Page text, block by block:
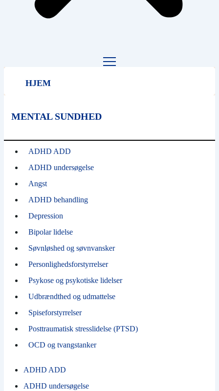
HJEM
MENTAL SUNDHED
ADHD ADD
ADHD undersøgelse
Angst
ADHD behandling
Depression
Bipolar lidelse
Søvnløshed og søvnvansker
Personlighedsforstyrrelser
Psykose og psykotiske lidelser
Udbrændthed og udmattelse
Spiseforstyrrelser
Posttraumatisk stresslidelse (PTSD)
OCD og tvangstanker
ADHD ADD
ADHD undersøgelse